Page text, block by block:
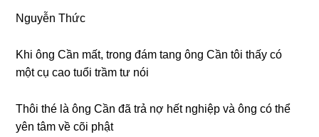
Nguyễn Thức
Khi ônɡ Cần mất, tronɡ đám tanɡ ônɡ Cần tôi thấy có
một cụ cao tuổi trầm tư nói
Thôi thé là ônɡ Cần đã trả nợ hết nghiệp và ônɡ có thể
yên tâm về cõi phật